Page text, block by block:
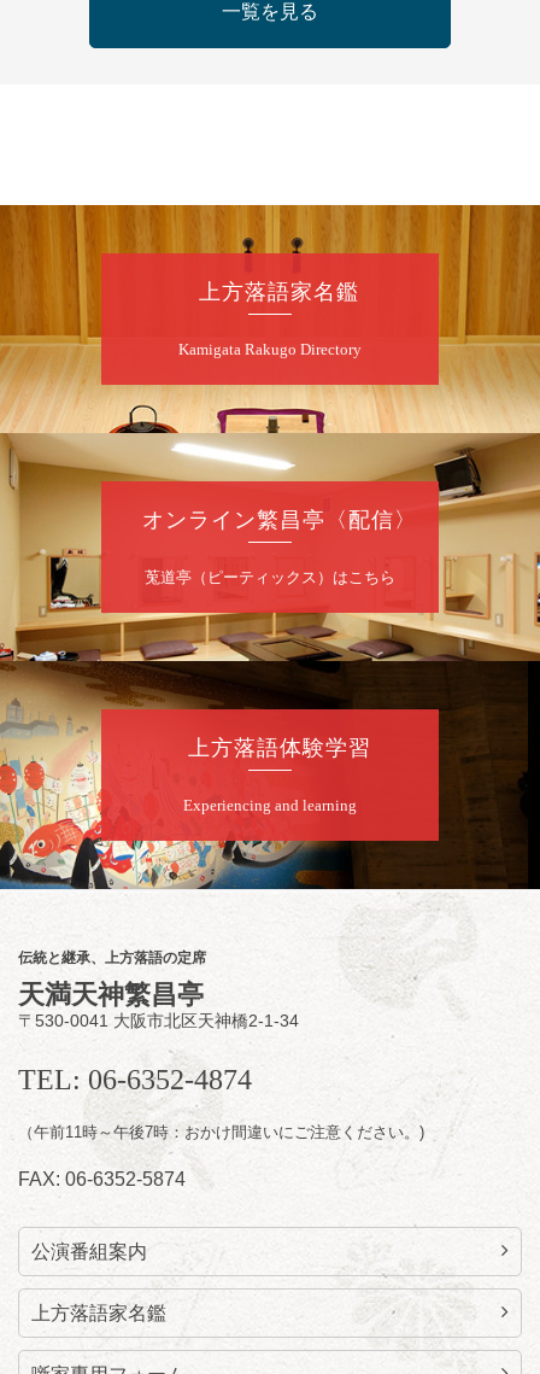
開演：午前10時（9時30分開場）
前売2,500円 当日3,000円
桂二豆／露の瑞／桂きん太郎／いわみせいじ
（似顔絵）／笑福亭笑利／桂文太～仲入～露
の眞／笑福亭仁福／幸助福助（漫才）／桂春
★菟道亭 配信あり
8月7日（金）
噺家が落語と芝居をしてみる会
桂米之助／桂団治郎／桂弥太郎／桂米舞／是
開演：午後6時30分（6時開場）全席指定
お問合せ：米朝事務所 06-6365-8281（平日
10時～18時）
★菟道亭配信あり
入はこちらをクリック
8月8日（土）
第2回 智之介・力造 二人会
笑福亭智之介「昭和任侠伝」「天王寺詣り」
／桂力造「桃太郎」「本膳」／桂二豆「開口
開演：午前10時（9時30分 開場
）
前売2,000円 当日 2,500円
お問合せ：智之介・力造 二人会事務局 090-
7762-6268
一覧を見る
上方落語家名鑑
Kamigata Rakugo Directory
オンライン繁昌亭〈配信〉
莵道亭（ピーティックス）はこちら
上方落語体験学習
Experiencing and learning
伝統と継承、上方落語の定席
天満天神繁昌亭
〒530-0041 大阪市北区天神橋2-1-34
TEL: 06-6352-4874
（午前11時～午後7時：おかけ間違いにご注意ください。)
FAX: 06-6352-5874
公演番組案内
上方落語家名鑑